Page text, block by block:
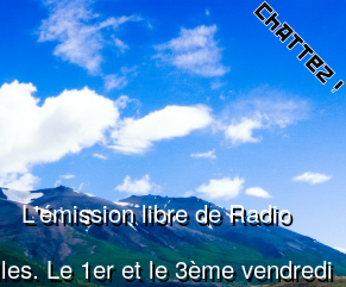
L'émission libre de Radio
Le 1er et le 3ème vendredi